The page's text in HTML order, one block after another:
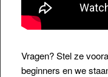
Vragen? Stel ze
beginners en we